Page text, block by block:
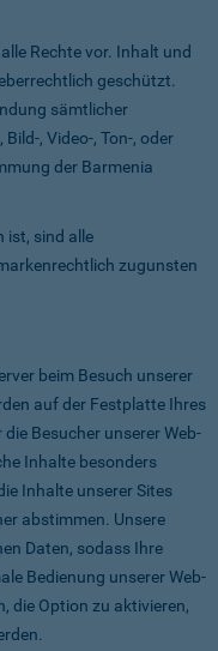
Rechte vor. Inhalt und
geschützt.
sämtlicher
, Video-, Ton-, oder
der Barmenia
ist, sind alle
zugunsten
beim Besuch unserer
auf der Festplatte Ihres
Besucher unserer Web-
Inhalte besonders
Inhalte unserer Sites
abstimmen. Unsere
Daten, sodass Ihre
Bedienung unserer Web-
die Option zu aktivieren,